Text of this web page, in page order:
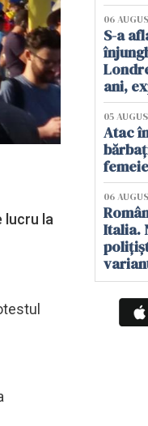
lucru la
06
S-a
ani,
05
Atac
06
Italia.